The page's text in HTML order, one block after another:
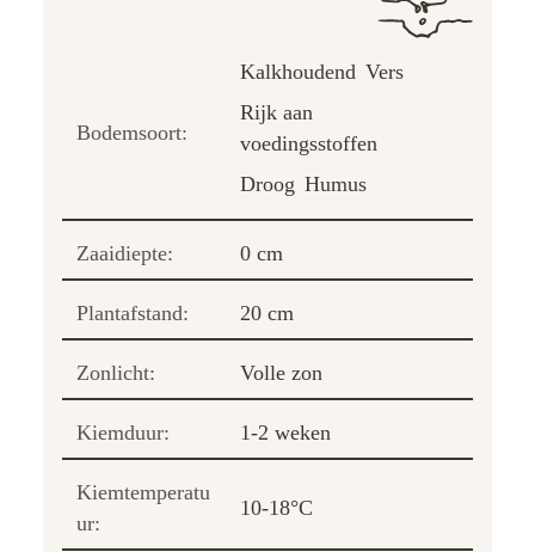
Bodemsoort:
Kalkhoudend Vers
Rijk aan
voedingsstoffen
Droog Humus
Zaaidiepte: 0 cm
Plantafstand: 20 cm
Zonlicht: Volle zon
Kiemduur: 1-2 weken
Kiemtemperatu
ur:
10-18°C